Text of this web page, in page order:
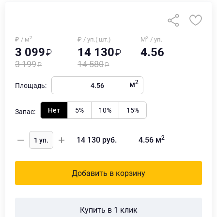
₽ / м2
3 099
3 199
₽ / уп.( шт.)
14 130
14 580
М2 / уп.
4.56
Площадь: м2
Запас: Нет 5% 10% 15%
14 130 руб. 4.56м2
Добавить в корзину
Купить в 1 клик